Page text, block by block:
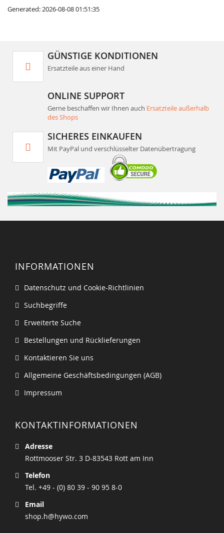
Generated: 2026-08-08 01:51:35
GÜNSTIGE KONDITIONEN
Ersatzteile aus einer Hand
ONLINE SUPPORT
Gerne beschaffen wir Ihnen auch Ersatzteile außerhalb
des Shops
SICHERES EINKAUFEN
Mit PayPal und verschlüsselter Datenübertragung
INFORMATIONEN
Datenschutz und Cookie-Richtlinien
Suchbegriffe
Erweiterte Suche
Bestellungen und Rücklieferungen
Kontaktieren Sie uns
Allgemeine Geschäftsbedingungen (AGB)
Impressum
KONTAKTINFORMATIONEN
Adresse
Rottmooser Str. 3 D-83543 Rott am Inn
Telefon
Tel. +49 - (0) 80 39 - 90 95 8-0
Email
shop.h@hywo.com